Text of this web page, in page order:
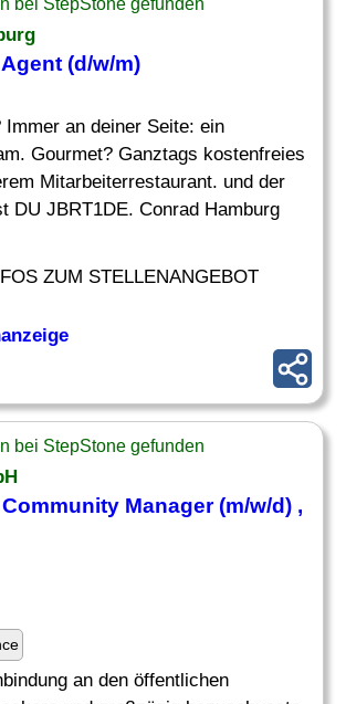
bei StepStone gefunden
Agent (d/w/m)
an deiner Seite: ein
Gourmet? Ganztags kostenfreies
Mitarbeiterrestaurant. und der
DU JBRT1DE. Conrad Hamburg
ZUM STELLENANGEBOT
bei StepStone gefunden
Community Manager (m/w/d) ,
an den öffentlichen